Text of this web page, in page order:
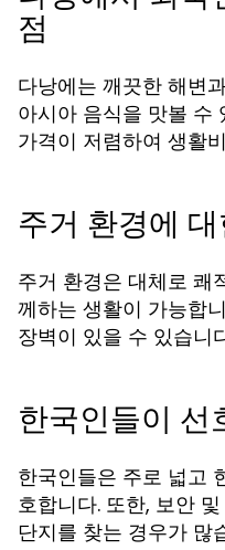
점
다낭에는 깨끗한 해변
아시아 음식을 맛볼 수
가격이 저렴하여 생활
주거 환경에
주거 환경은 대체로 쾌
께하는 생활이 가능합
장벽이 있을 수 있습니
한국인들이 선
한국인들은 주로 넓고
호합니다. 또한, 보안
단지를 찾는 경우가 많